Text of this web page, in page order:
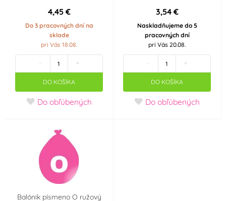
4,45 €
Do 3 pracovných dní na
sklade
pri Vás 18.08.
- +
DO KOŠÍKA
Do obľúbených
3,54 €
Naskladňujeme do 5
pracovných dní
pri Vás 20.08.
- +
DO KOŠÍKA
Do obľúbených
Balónik písmeno O ružový